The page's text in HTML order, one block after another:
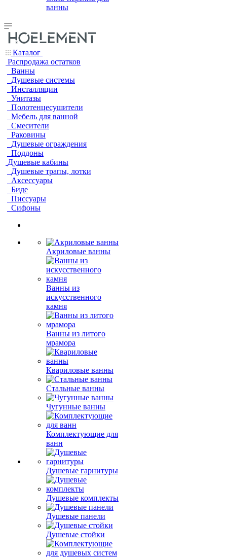
ванны
Каталог
Распродажа остатков
Ванны
Душевые системы
Инсталляции
Унитазы
Полотенцесушители
Мебель для ванной
Смесители
Раковины
Душевые ограждения
Поддоны
Душевые кабины
Душевые трапы, лотки
Аксессуары
Биде
Писсуары
Сифоны
Акриловые ванны
Ванны из
искусственного
камня
Ванны из литого
мрамора
Квариловые ванны
Стальные ванны
Чугунные ванны
Комплектующие для
ванн
Душевые гарнитуры
Душевые комплекты
Душевые панели
Душевые стойки